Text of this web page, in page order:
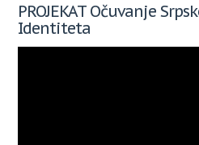
PROJEKAT Očuvanje
Identiteta